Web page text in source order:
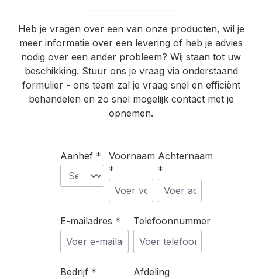
Heb je vragen over een van onze producten, wil je
meer informatie over een levering of heb je advies
nodig over een ander probleem? Wij staan tot uw
beschikking. Stuur ons je vraag via onderstaand
formulier - ons team zal je vraag snel en efficiënt
behandelen en zo snel mogelijk contact met je
opnemen.
Aanhef *
Voornaam
*
Achternaam
*
E-mailadres * Telefoonnummer
Bedrijf * Afdeling